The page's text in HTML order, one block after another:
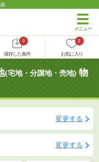
0
保存した条件
0
お気に入り
(宅地・分譲地・売地) 物
変更する
変更する